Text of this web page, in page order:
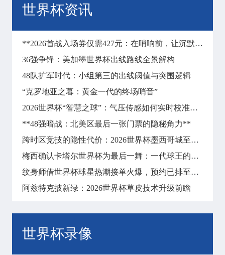
世界杯资讯
**2026首战入场券仅需427元：在哨响前，让沉默彻底失声**
36强争锋：美加墨世界杯出线路线全景解构
48队扩军时代：小组第三的出线阈值与突围逻辑
“克罗地亚之暮：黄金一代的终场哨音”
2026世界杯“智慧之球”：气压传感如何实时校准远射飞行轨迹
**48强暗战：北美区最后一张门票的隐秘角力**
跨时区竞技的隐性代价：2026世界杯墨西哥城至纽约长途飞行对球员昼夜节律与竞技状态的冲击分析
梅西确认卡塔尔世界杯为最后一舞：一代球王的终局之战
纹身师借世界杯球星热潮接单火爆，预约已排至明年
阿兹特克披新绿：2026世界杯草皮技术升级前瞻
世界杯录像